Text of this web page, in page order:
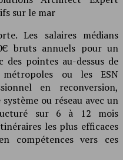
sur le mar
Les salaires médians
bruts annuels pour un
pointes au-dessus de
ou les ESN
en reconversion,
ou réseau avec un
sur 6 à 12 mois
les plus efficaces
compétences vers ces